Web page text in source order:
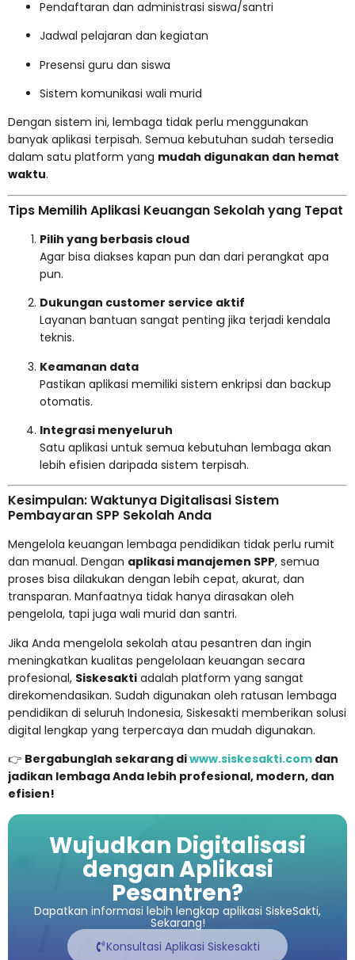
Pendaftaran dan administrasi siswa/santri
Jadwal pelajaran dan kegiatan
Presensi guru dan siswa
Sistem komunikasi wali murid
Dengan sistem ini, lembaga tidak perlu menggunakan
banyak aplikasi terpisah. Semua kebutuhan sudah tersedia
dalam satu platform yang mudah digunakan dan hemat
waktu.
Tips Memilih Aplikasi Keuangan Sekolah yang Tepat
Pilih yang berbasis cloud
Agar bisa diakses kapan pun dan dari perangkat apa
pun.
Dukungan customer service aktif
Layanan bantuan sangat penting jika terjadi kendala
teknis.
Keamanan data
Pastikan aplikasi memiliki sistem enkripsi dan backup
otomatis.
Integrasi menyeluruh
Satu aplikasi untuk semua kebutuhan lembaga akan
lebih efisien daripada sistem terpisah.
Kesimpulan: Waktunya Digitalisasi Sistem
Pembayaran SPP Sekolah Anda
Mengelola keuangan lembaga pendidikan tidak perlu rumit
dan manual. Dengan aplikasi manajemen SPP, semua
proses bisa dilakukan dengan lebih cepat, akurat, dan
transparan. Manfaatnya tidak hanya dirasakan oleh
pengelola, tapi juga wali murid dan santri.
Jika Anda mengelola sekolah atau pesantren dan ingin
meningkatkan kualitas pengelolaan keuangan secara
profesional, Siskesakti adalah platform yang sangat
direkomendasikan. Sudah digunakan oleh ratusan lembaga
pendidikan di seluruh Indonesia, Siskesakti memberikan solusi
digital lengkap yang terpercaya dan mudah digunakan.
👉 Bergabunglah sekarang diwww.siskesakti.com dan
jadikan lembaga Anda lebih profesional, modern, dan
efisien!
Wujudkan Digitalisasi
dengan Aplikasi
Pesantren?
Dapatkan informasi lebih lengkap aplikasi SiskeSakti,
Sekarang!
Konsultasi Aplikasi Siskesakti